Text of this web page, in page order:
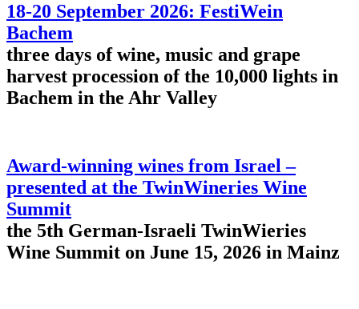
18-20 September 2026: FestiWein
Bachem
three days of wine, music and grape
harvest procession of the 10,000 lights in
Bachem in the Ahr Valley
Award-winning wines from Israel –
presented at the TwinWineries Wine
Summit
the 5th German-Israeli TwinWieries
Wine Summit on June 15, 2026 in Mainz